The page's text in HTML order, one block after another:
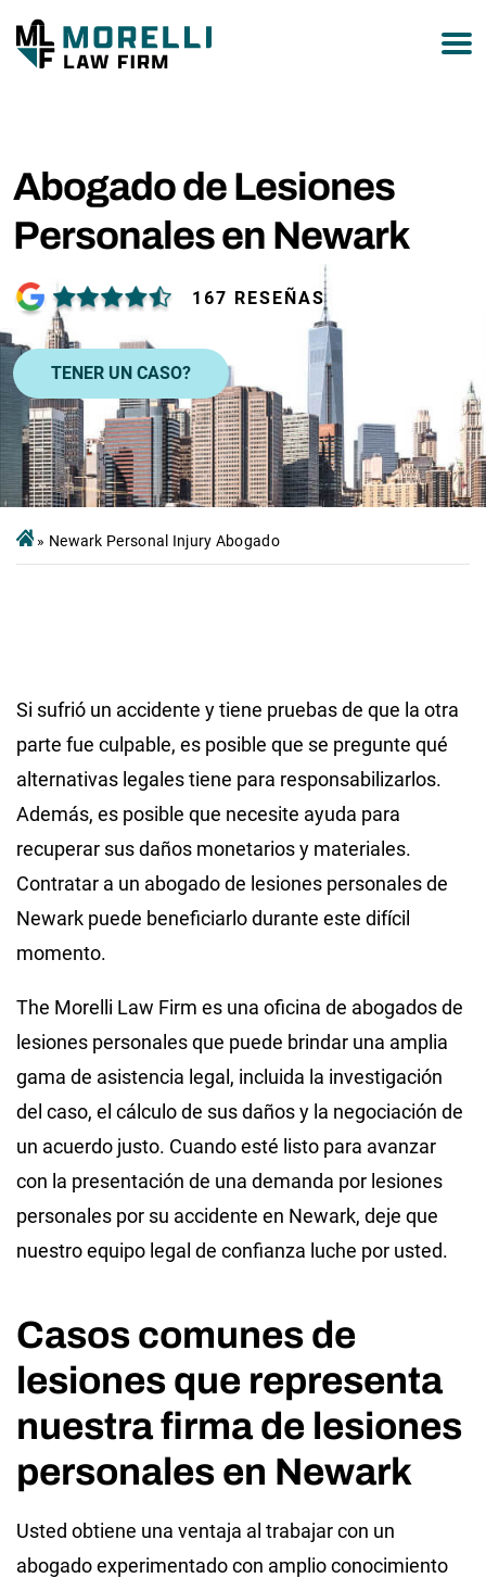
Abogado de Lesiones
Personales en Newark
167 RESEÑAS
TENER UN CASO?
» Newark Personal Injury Abogado
Si sufrió un accidente y tiene pruebas de que la otra
parte fue culpable, es posible que se pregunte qué
alternativas legales tiene para responsabilizarlos.
Además, es posible que necesite ayuda para
recuperar sus daños monetarios y materiales.
Contratar a un abogado de lesiones personales de
Newark puede beneficiarlo durante este difícil
momento.
The Morelli Law Firm es una oficina de abogados de
lesiones personales que puede brindar una amplia
gama de asistencia legal, incluida la investigación
del caso, el cálculo de sus daños y la negociación de
un acuerdo justo. Cuando esté listo para avanzar
con la presentación de una demanda por lesiones
personales por su accidente en Newark, deje que
nuestro equipo legal de confianza luche por usted.
Casos comunes de
lesiones que representa
nuestra firma de lesiones
personales en Newark
Usted obtiene una ventaja al trabajar con un
abogado experimentado con amplio conocimiento